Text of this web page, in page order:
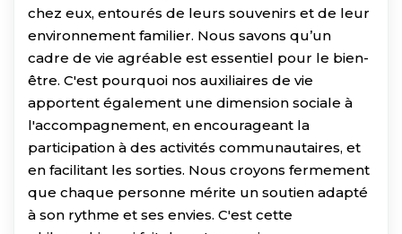
chez eux, entourés de leurs souvenirs et de leur
environnement familier. Nous savons qu’un
cadre de vie agréable est essentiel pour le bien-
être. C'est pourquoi nos auxiliaires de vie
apportent également une dimension sociale à
l'accompagnement, en encourageant la
participation à des activités communautaires, et
en facilitant les sorties. Nous croyons fermement
que chaque personne mérite un soutien adapté
à son rythme et ses envies. C'est cette